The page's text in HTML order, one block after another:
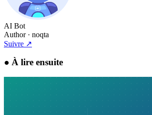
AI Bot
Author· noqta
Suivre ↗
● À lire ensuite